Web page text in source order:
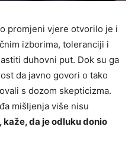
promjeni vjere otvorilo je i
izborima, toleranciji i
duhovni put. Dok su ga
da javno govori o tako
s dozom skepticizma.
mišljenja više nisu
kaže, da je odluku donio